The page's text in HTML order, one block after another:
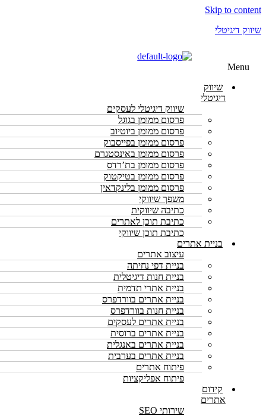
Skip to content
שיווק דיגיטלי
Menu
שיווק
דיגיטלי
שיווק דיגיטלי לעסקים
פרסום ממומן בגוגל
פרסום ממומן ביוטיוב
פרסום ממומן בפייסבוק
פרסום ממומן באינסטגרם
פרסום ממומן בת’רדס
פרסום ממומן בטיקטוק
פרסום ממומן בלינקדאין
משפך שיווקי
כתיבה שיווקית
כתיבת תוכן לאתרים
כתיבת תוכן שיווקי
בניית אתרים
עיצוב אתרים
בניית דפי נחיתה
בניית חנות דיגיטלית
בניית אתרי תדמית
בניית אתרים בוורדפרס
בניית חנות בוורדפרס
בניית אתרים לעסקים
בניית אתרים ברוסית
בניית אתרים באנגלית
בניית אתרים בערבית
פיתוח אתרים
פיתוח אפליקציות
קידום
אתרים
שירותי SEO